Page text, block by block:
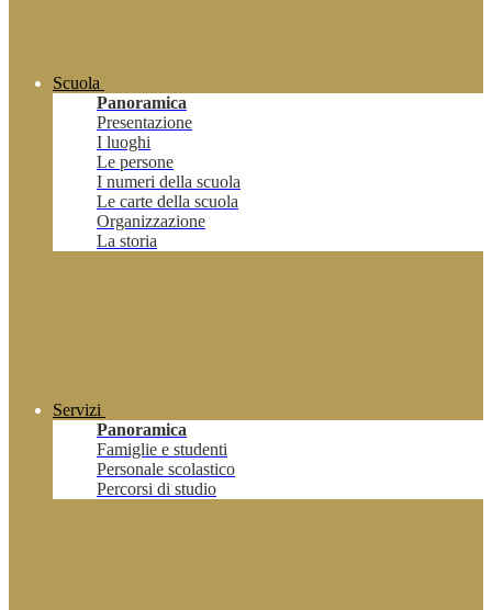
Scuola
Panoramica
Presentazione
I luoghi
Le persone
I numeri della scuola
Le carte della scuola
Organizzazione
La storia
Servizi
Panoramica
Famiglie e studenti
Personale scolastico
Percorsi di studio